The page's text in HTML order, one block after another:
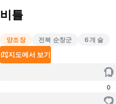
비틀
양조장 전북 순창군 6개 술
지도에서 보기
0